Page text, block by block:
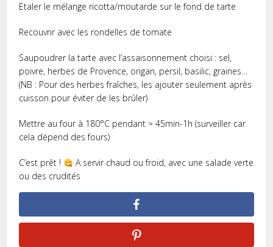
Etaler le mélange ricotta/moutarde sur le fond de tarte
Recouvrir avec les rondelles de tomate
Saupoudrer la tarte avec l’assaisonnement choisi : sel,
poivre, herbes de Provence, origan, persil, basilic, graines…
(NB : Pour des herbes fraîches, les ajouter seulement après
cuisson pour éviter de les brûler)
Mettre au four à 180°C pendant ≈ 45min-1h (surveiller car
cela dépend des fours)
C’est prêt !
A servir chaud ou froid, avec une salade verte
ou des crudités